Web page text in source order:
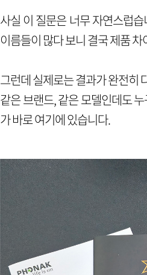
사실 이 질문은 너무 자연스럽습
이름들이 많다 보니 결국 제품
그런데 실제로는 결과가 완전히
같은 브랜드, 같은 모델인데도
가 바로 여기에 있습니다.